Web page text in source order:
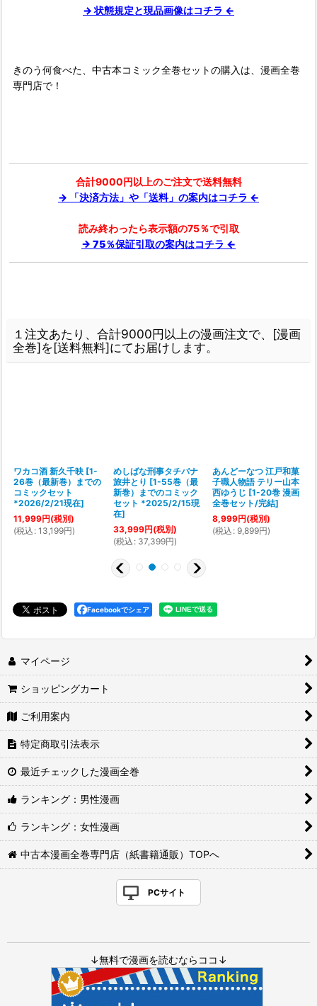
→ 状態規定と現品画像はコチラ ←
きのう何食べた、中古本コミック全巻セットの購入は、漫画全巻
専門店で！
合計9000円以上のご注文で送料無料
→ 「決済方法」や「送料」の案内はコチラ ←
読み終わったら表示額の75％で引取
→ 75％保証引取の案内はコチラ ←
１注文あたり、合計9000円以上の漫画注文で、[漫画
全巻]を[送料無料]にてお届けします。
ワカコ酒 新久千映 [1-
26巻（最新巻）までの
コミックセット
*2026/2/21現在]
11,999円(税別)
(税込 : 13,199円)
めしばな刑事タチバナ
旅井とり [1-55巻（最
新巻）までのコミック
セット *2025/2/15現
在]
33,999円(税別)
(税込 : 37,399円)
あんどーなつ 江戸和菓
子職人物語 テリー山本
西ゆうじ [1-20巻 漫画
全巻セット/完結]
8,999円(税別)
(税込 : 9,899円)
Facebookでシェア
マイページ
ショッピングカート
ご利用案内
特定商取引法表示
最近チェックした漫画全巻
ランキング：男性漫画
ランキング：女性漫画
中古本漫画全巻専門店（紙書籍通販）TOPへ
PCサイト
↓無料で漫画を読むならココ↓